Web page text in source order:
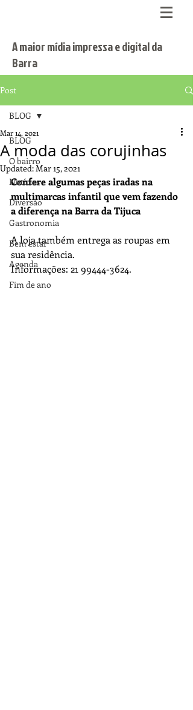
A maior mídia impressa e digital da
Barra
Post
BLOG
O bairro
Notícias
Diversão
Gastronomia
Bem estar
Agenda
Fim de ano
BLOG
A moda das corujinhas
Mar 14, 2021
Updated:Mar 15, 2021
Confere algumas peças iradas na
multimarcas infantil que vem fazendo
a diferença na Barra da Tijuca
A loja também entrega as roupas em
sua residência.
Informações: 21 99444-3624.